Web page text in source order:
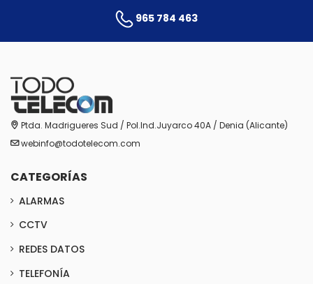
965 784 463
Ptda. Madrigueres Sud / Pol.Ind.Juyarco 40A / Denia (Alicante)
webinfo@todotelecom.com
CATEGORÍAS
ALARMAS
CCTV
REDES DATOS
TELEFONÍA